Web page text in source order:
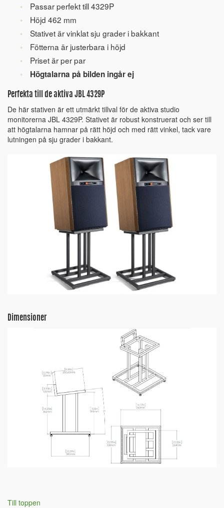
Passar perfekt till 4329P
Höjd 462 mm
Stativet är vinklat sju grader i bakkant
Fötterna är justerbara i höjd
Priset är per par
Högtalarna på bilden ingår ej
Perfekta till de aktiva JBL 4329P
De här stativen är ett utmärkt tillval för de aktiva studio
monitorerna JBL 4329P. Stativet är robust konstruerat och ser till
att högtalarna hamnar på rätt höjd och med rätt vinkel, tack vare
lutningen på sju grader i bakkant.
Dimensioner
Till toppen